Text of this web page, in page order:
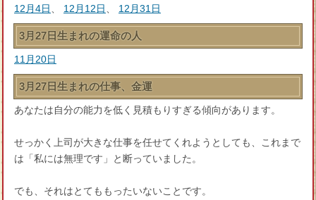
12月4日、 12月12日、 12月31日
3月27日生まれの運命の人
11月20日
3月27日生まれの仕事、金運
あなたは自分の能力を低く見積もりすぎる傾向があります。
せっかく上司が大きな仕事を任せてくれようとしても、これまで
は「私には無理です」と断っていました。
でも、それはとてももったいないことです。